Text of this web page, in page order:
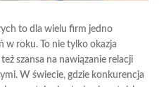
to dla wielu firm jedno
w roku. To nie tylko okazja
szansa na nawiązanie relacji
W świecie, gdzie konkurencja